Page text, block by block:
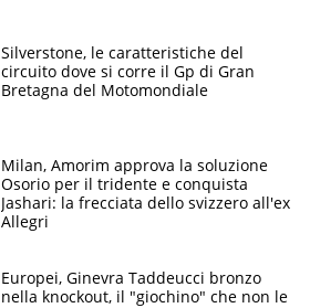
Silverstone, le caratteristiche del
circuito dove si corre il Gp di Gran
Bretagna del Motomondiale
Milan, Amorim approva la soluzione
Osorio per il tridente e conquista
Jashari: la frecciata dello svizzero all'ex
Allegri
Europei, Ginevra Taddeucci bronzo
nella knockout, il "giochino" che non le